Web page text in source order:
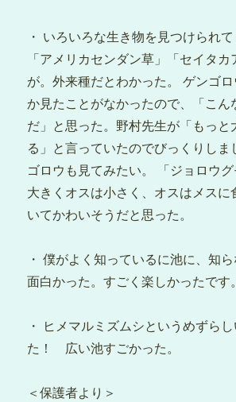
・ いろいろな生き物を見つけられて
「アメリカセンダン草」「セイタカ
が。外来種だとわかった。 ゲンゴ
か見たことがなかったので、「こん
だ」と思った。野村先生が「もっと
る」と言っていたのでびっくりしま
ゴロウも見てみたい。 「ジョロウ
大きくオスは小さく、オスはメスに
いてかわいそうだと思った。
・ 僕がよく知っているに池に、知
面白かった。すごく楽しかったです。
・ ヒメマルミズムシというめずら
た！ 広い池すごかった。
＜保護者より＞